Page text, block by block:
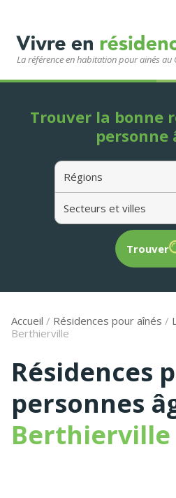
La référence en habitation pour ainés au
Régions
Secteurs et villes
Trouver
Trouver la bonne
personne
Accueil / Résidences pour aînés /
Berthierville
Résidences
personnes
Berthierville